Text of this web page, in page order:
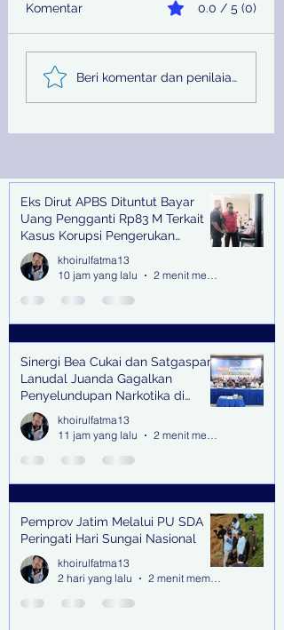
Sinergi Bea Cukai dan
Satgaspam Lanudal
Juanda Gagalkan
Komentar 0.0 / 5 (0)
Beri komentar dan penilaian...
Recent Posts
Eks Dirut APBS Dituntut Bayar
Uang Pengganti Rp83 M Terkait
Kasus Korupsi Pengerukan
Tanjung Perak
khoirulfatma13
10 jam yang lalu
2 menit membaca
Sinergi Bea Cukai dan Satgaspam
Lanudal Juanda Gagalkan
Penyelundupan Narkotika di
Bandara Juanda
khoirulfatma13
11 jam yang lalu
2 menit membaca
Pemprov Jatim Melalui PU SDA
Peringati Hari Sungai Nasional
khoirulfatma13
2 hari yang lalu
2 menit membaca